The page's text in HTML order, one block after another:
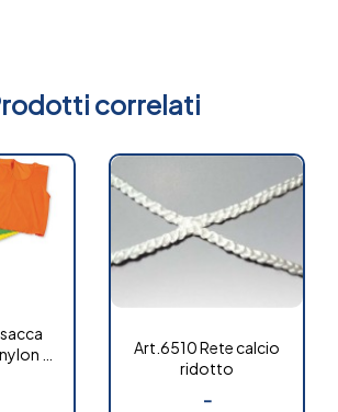
correlati
a
Art.6510 Rete calcio
ridotto
-